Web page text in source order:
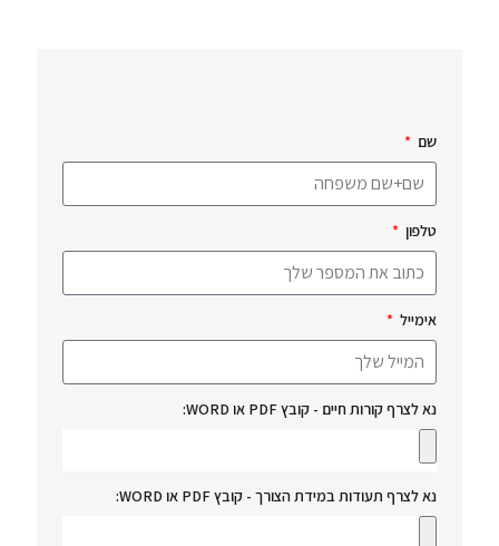
שם
טלפון
אימייל
נא לצרף קורות חיים - קובץ PDF או WORD:
נא לצרף תעודות במידת הצורך - קובץ PDF או WORD: